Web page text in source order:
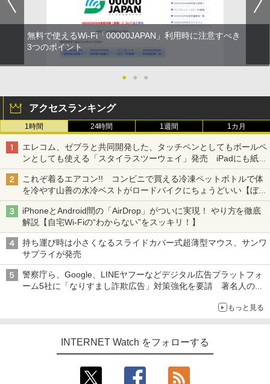
無料で使えるWi-Fi「00000JAPAN」利用時に注意すべき
3つのポイント
● ● ●
アクセスランキング
1時間 24時間 1週間 1カ月
エレコム、ゼブラと共同開発した、タッチペンとしてもボールペ
ンとしても使える「スタイラスツーウェイ」発売 iPadにも紙に
も、持ち替えずに書き込める
これぞ着るエアコン!! コンビニで買える冷凍ペットボトルで体
を冷やす山善の水冷ベストがロードバイクにちょうどいい【ぼっ
ち・ざ・ろーど！その14】【空いた時間でなにしてる？】
iPhoneとAndroid間の「AirDrop」がついに実現！ やり方を徹底
解説【自宅Wi-Fiの“わからない”をスッキリ！】
持ち運び時は小さくなるスライドカバー式超薄型マウス、サンワ
サプライが発売
警察庁ら、Google、LINEヤフーなどデジタル広告プラットフォ
ーム5社に「なりすまし詐欺広告」対策強化を要請 著名人の写
もっと見る
INTERNET Watch をフォローする